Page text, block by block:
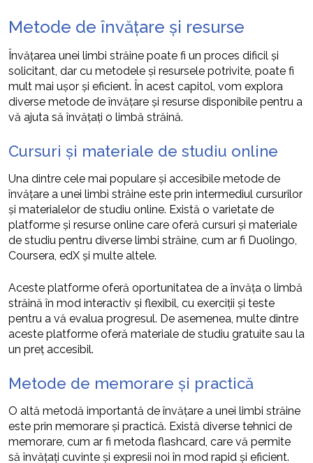
Metode de învățare și resurse
Învățarea unei limbi străine poate fi un proces dificil și
solicitant, dar cu metodele și resursele potrivite, poate fi
mult mai ușor și eficient. În acest capitol, vom explora
diverse metode de învățare și resurse disponibile pentru a
vă ajuta să învățați o limbă străină.
Cursuri și materiale de studiu online
Una dintre cele mai populare și accesibile metode de
învățare a unei limbi străine este prin intermediul cursurilor
și materialelor de studiu online. Există o varietate de
platforme și resurse online care oferă cursuri și materiale
de studiu pentru diverse limbi străine, cum ar fi Duolingo,
Coursera, edX și multe altele.
Aceste platforme oferă oportunitatea de a învăța o limbă
străină în mod interactiv și flexibil, cu exerciții și teste
pentru a vă evalua progresul. De asemenea, multe dintre
aceste platforme oferă materiale de studiu gratuite sau la
un preț accesibil.
Metode de memorare și practică
O altă metodă importantă de învățare a unei limbi străine
este prin memorare și practică. Există diverse tehnici de
memorare, cum ar fi metoda flashcard, care vă permite
să învățați cuvinte și expresii noi în mod rapid și eficient.